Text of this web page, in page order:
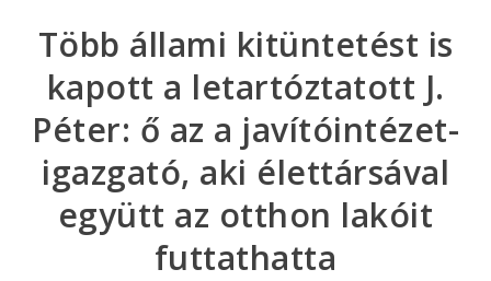
Több állami kitüntetést is
kapott a letartóztatott J.
Péter: ő az a javítóintézet-
igazgató, aki élettársával
együtt az otthon lakóit
futtathatta